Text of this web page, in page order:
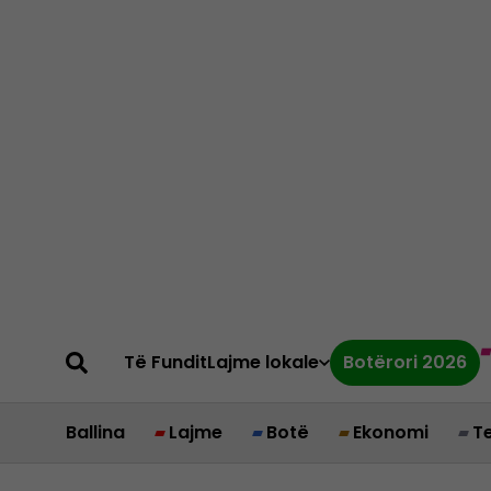
Të FunditLajme lokale Botërori 2026
Ballina Lajme Botë Ekonomi